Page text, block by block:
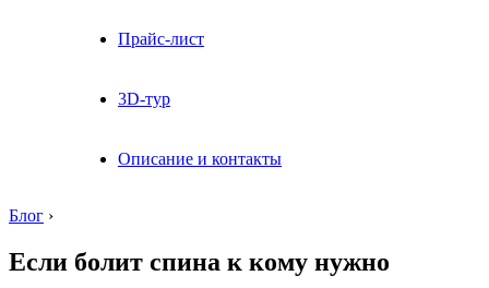
Прайс-лист
3D-тур
Описание и контакты
Блог ›
Если болит спина к кому нужно